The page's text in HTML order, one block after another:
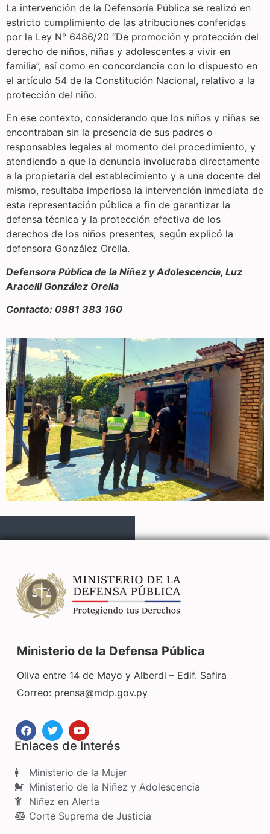
La intervención de la Defensoría Pública se realizó en
estricto cumplimiento de las atribuciones conferidas
por la Ley N° 6486/20 “De promoción y protección del
derecho de niños, niñas y adolescentes a vivir en
familia”, así como en concordancia con lo dispuesto en
el artículo 54 de la Constitución Nacional, relativo a la
protección del niño.
En ese contexto, considerando que los niños y niñas se
encontraban sin la presencia de sus padres o
responsables legales al momento del procedimiento, y
atendiendo a que la denuncia involucraba directamente
a la propietaria del establecimiento y a una docente del
mismo, resultaba imperiosa la intervención inmediata de
esta representación pública a fin de garantizar la
defensa técnica y la protección efectiva de los
derechos de los niños presentes, según explicó la
defensora González Orella.
Defensora Pública de la Niñez y Adolescencia, Luz
Aracelli González Orella
Contacto: 0981 383 160
Ministerio de la Defensa Pública
Oliva entre 14 de Mayo y Alberdi – Edif. Safira
Correo: prensa@mdp.gov.py
Enlaces de Interés
Ministerio de la Mujer
Ministerio de la Niñez y Adolescencia
Niñez en Alerta
Corte Suprema de Justicia